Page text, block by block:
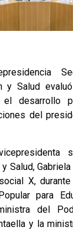
y Salud
el desarrollo
del
Salud,
X,
para
del
y la